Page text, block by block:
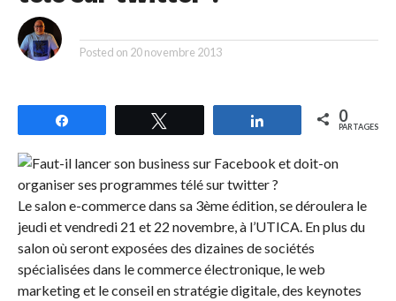
Posted on 20 novembre 2013
Partagez 0
PARTAGES
Le salon e-commerce dans sa 3ème édition, se déroulera le
jeudi et vendredi 21 et 22 novembre, à l’UTICA. En plus du
salon où seront exposées des dizaines de sociétés
spécialisées dans le commerce électronique, le web
marketing et le conseil en stratégie digitale, des keynotes